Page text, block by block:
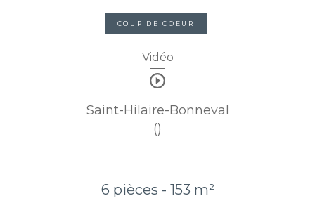
COUP DE COEUR
Vidéo
Saint-Hilaire-Bonneval
()
6 pièces - 153 m²